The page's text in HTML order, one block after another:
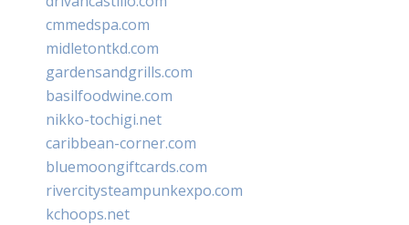
cmmedspa.com
midletontkd.com
gardensandgrills.com
basilfoodwine.com
nikko-tochigi.net
caribbean-corner.com
bluemoongiftcards.com
rivercitysteampunkexpo.com
kchoops.net